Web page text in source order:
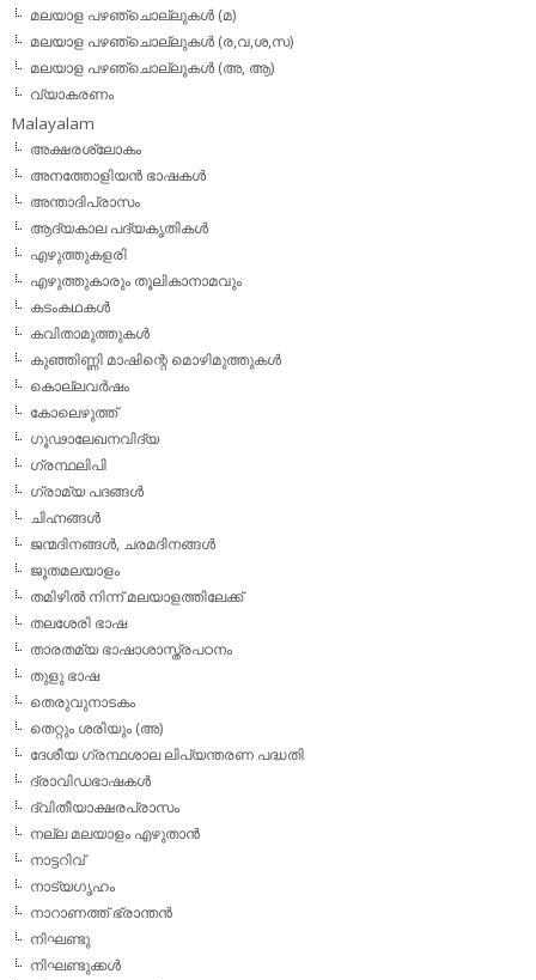
മലയാള പഴഞ്ചൊല്ലുകള്‍ (മ)
മലയാള പഴഞ്ചൊല്ലുകള്‍ (ര,വ,ശ,സ)
മലയാള പഴഞ്ചൊല്ലുകൾ (അ, ആ)
വ്യാകരണം
Malayalam
അക്ഷരശ്ലോകം
അനത്തോളിയന്‍ ഭാഷകള്‍
അന്താദിപ്രാസം
ആദ്യകാല പദ്യകൃതികള്‍
എഴുത്തുകളരി
എഴുത്തുകാരും തൂലികാനാമവും
കടംകഥകള്‍
കവിതാമുത്തുകള്‍
കുഞ്ഞിണ്ണി മാഷിന്റെ മൊഴിമുത്തുകള്‍
കൊല്ലവര്‍ഷം
കോലെഴുത്ത്
ഗൂഢാലേഖനവിദ്യ
ഗ്രന്ഥലിപി
ഗ്രാമ്യ പദങ്ങള്‍
ചിഹ്നങ്ങള്‍
ജന്മദിനങ്ങള്‍, ചരമദിനങ്ങള്‍
ജൂതമലയാളം
തമിഴില്‍ നിന്ന് മലയാളത്തിലേക്ക്
തലശേരി ഭാഷ
താരതമ്യ ഭാഷാശാസ്ത്രപഠനം
തുളു ഭാഷ
തെരുവുനാടകം
തെറ്റും ശരിയും (അ)
ദേശീയ ഗ്രന്ഥശാല ലിപ്യന്തരണ പദ്ധതി
ദ്രാവിഡഭാഷകള്‍
ദ്വിതീയാക്ഷരപ്രാസം
നല്ല മലയാളം എഴുതാന്‍
നാട്ടറിവ്
നാട്യഗൃഹം
നാറാണത്ത് ഭ്രാന്തന്‍
നിഘണ്ടു
നിഘണ്ടുക്കള്‍